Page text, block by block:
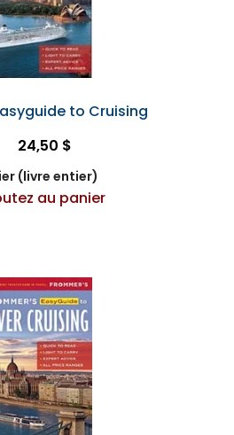
to Cruising
24,50 $
(livre entier)
au panier